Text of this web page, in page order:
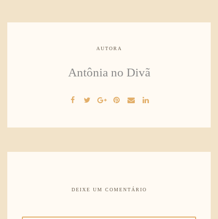
AUTORA
Antônia no Divã
DEIXE UM COMENTÁRIO